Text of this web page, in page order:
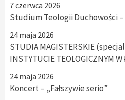
7 czerwca 2026
Studium Teologii Duchowości
24 maja 2026
STUDIA MAGISTERSKIE
INSTYTUCIE TEOLOGICZNYM W
24 maja 2026
Koncert – „Fałszywie serio”